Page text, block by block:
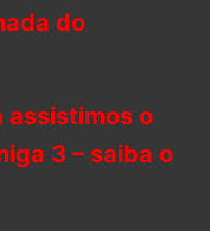
do
assistimos o
3 – saiba o